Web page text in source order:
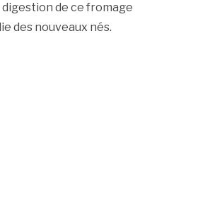
de ce fromage
des nouveaux nés.